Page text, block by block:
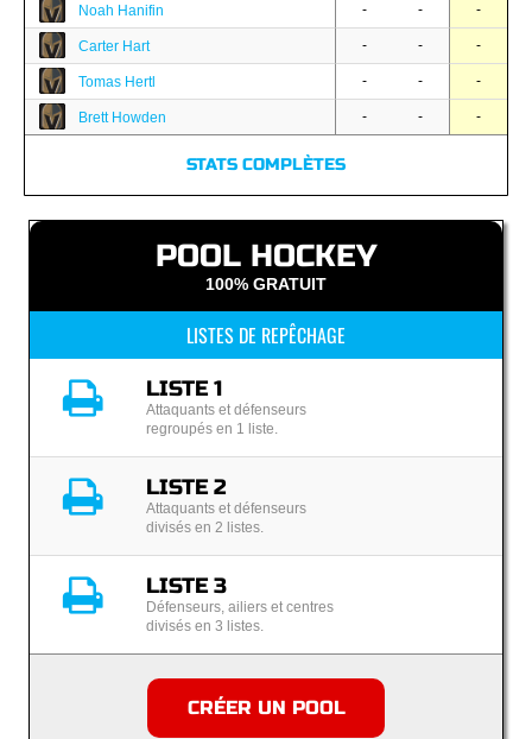
Noah Hanifin - - -
Carter Hart - - -
Tomas Hertl - - -
Brett Howden - - -
STATS COMPLÈTES
POOL HOCKEY
100% GRATUIT
LISTES DE REPÊCHAGE
LISTE 1
Attaquants et défenseurs
regroupés en 1 liste.
LISTE 2
Attaquants et défenseurs
divisés en 2 listes.
LISTE 3
Défenseurs, ailiers et centres
divisés en 3 listes.
CRÉER UN POOL